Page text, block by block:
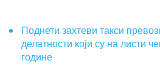
Поднети захтеви такси
делатности који су на листи
године